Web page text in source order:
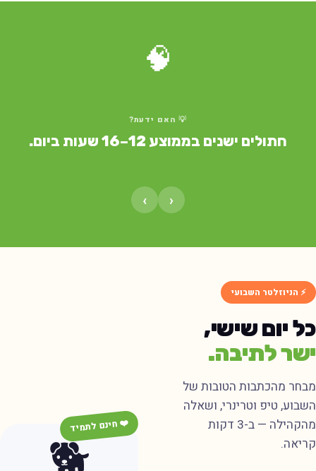
🧠
💡 האם ידעת?
חתולים ישנים בממוצע 12–16 שעות ביום.
⚡ הניוזלטר השבועי
יום שישי,
לתיבה.
מהכתבות הטובות של
טיפ וטרינרי, ושאלה
מהקהילה — ב-3 דקות
❤️ חינם לתמיד